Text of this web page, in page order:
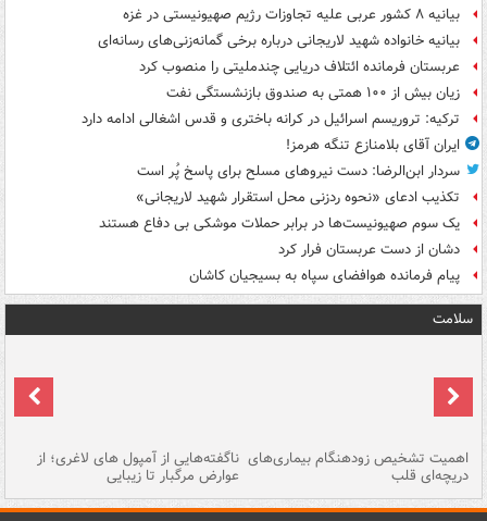
بیانیه ۸ کشور عربی علیه تجاوزات رژیم صهیونیستی در غزه
بیانیه خانواده شهید لاریجانی درباره برخی گمانه‌زنی‌های رسانه‌ای
عربستان فرمانده ائتلاف دریایی چندملیتی را منصوب کرد
زیان بیش از ۱۰۰ همتی به صندوق‌ بازنشستگی نفت
ترکیه: تروریسم اسرائیل در کرانه باختری و قدس اشغالی ادامه دارد
ایران آقای بلامنازع تنگه هرمز!
سردار ابن‌الرضا: دست نیروهای مسلح برای پاسخ پُر است
تکذیب ادعای «نحوه ردزنی محل استقرار شهید لاریجانی»
یک‌ سوم صهیونیست‌ها در برابر حملات موشکی بی دفاع هستند
دشان از دست عربستان فرار کرد
پیام فرمانده هوافضای سپاه به بسیجیان کاشان
سلامت
اهمیت تشخیص زودهنگام بیماری‌های
دریچه‌ای قلب
ناگفته‌هایی از آمپول های لاغری؛ از
عوارض مرگبار تا زیبایی